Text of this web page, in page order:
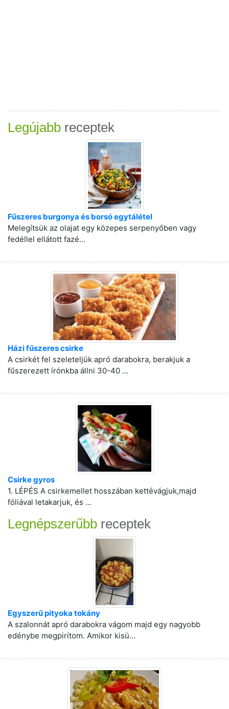
Legújabb receptek
Fűszeres burgonya és borsó egytálétel
Melegítsük az olajat egy közepes serpenyőben vagy
fedéllel ellátott fazé...
Házi fűszeres csirke
A csirkét fel szeleteljük apró darabokra, berakjuk a
fűszerezett írónkba állni 30-40 ...
Csirke gyros
1. LÉPÉS A csirkemellet hosszában kettévágjuk,majd
fóliával letakarjuk, és ...
Legnépszerűbb receptek
Egyszerű pityoka tokány
A szalonnát apró darabokra vágom majd egy nagyobb
edénybe megpirítom. Amikor kisü...